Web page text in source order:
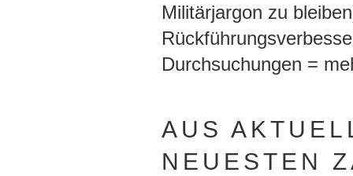
Militärjargon zu
Durchsuchungen =
AUS
NEUESTEN